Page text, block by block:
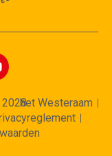
het Westeraam